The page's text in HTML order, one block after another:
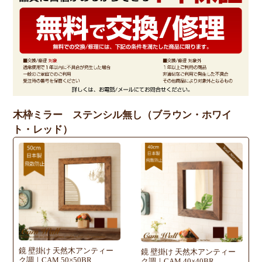
木枠ミラー ステンシル無し（ブラウン・ホワイ
ト・レッド）
鏡 壁掛け 天然木アンティー
ク調｜CAM 50×50BR
鏡 壁掛け 天然木アンティー